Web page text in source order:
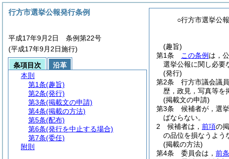
○行方市選挙公
(趣旨)
第1条
この条例 は，
選挙公報に関し必要
(発行)
第2条
行方市議会議
歴，政見，写真等を
(掲載文の申請)
第3条
候補者が，選
ばならない。
2
候補者は， 前項の
の品位を損なうよう
(掲載の方法)
第4条
委員会は， 前
行方市選挙公報発行条例
平成17年9月2日 条例第22号
(平成17年9月2日施行)
条項目次
沿革
本則
第1条(趣旨)
第2条(発行)
第3条(掲載文の申請)
第4条(掲載の方法)
第5条(配布)
第6条(発行を中止する場合)
第7条(委任)
附則